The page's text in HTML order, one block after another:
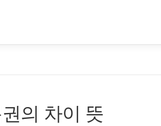
의 차이 뜻